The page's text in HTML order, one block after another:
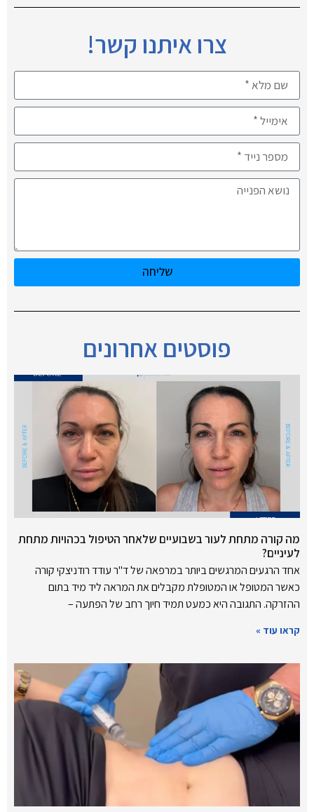
צרו איתנו קשר!
שליחה
פוסטים אחרונים
מה קורה מתחת לעור בשבועיים שלאחר הטיפול בכהויות מתחת
לעיניים?
אחד הרגעים המרגשים ביותר במרפאה של ד"ר עודד רודניצקי קורה
כאשר המטופל או המטופלת מקבלים את המראה ליד מיד בתום
ההזרקה. התגובה היא כמעט תמיד חיוך רחב של הפתעה –
קראו עוד »